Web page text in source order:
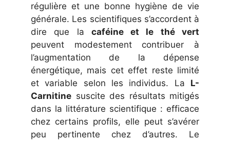
régulière et une bonne hygiène de vie
générale. Les scientifiques s’accordent à
dire que la caféine et le thé vert
peuvent modestement contribuer à
l’augmentation de la dépense
énergétique, mais cet effet reste limité
et variable selon les individus. La L-
Carnitine suscite des résultats mitigés
dans la littérature scientifique : efficace
chez certains profils, elle peut s’avérer
peu pertinente chez d’autres. Le